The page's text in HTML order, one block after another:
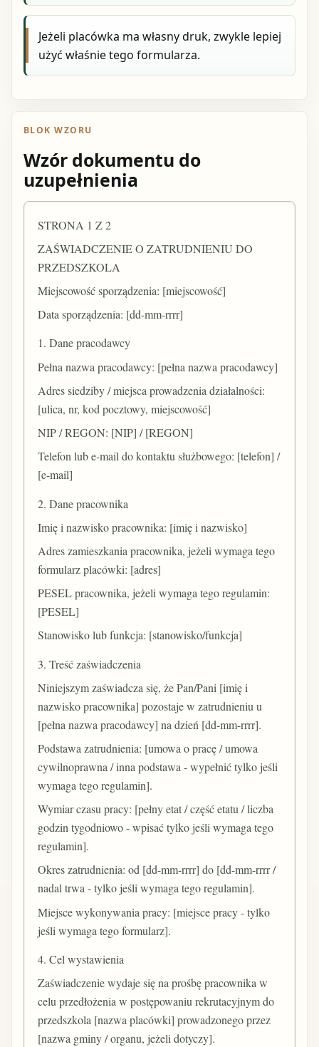
Jeżeli placówka ma własny druk, zwykle lepiej
użyć właśnie tego formularza.
BLOK WZORU
Wzór dokumentu do
uzupełnienia
STRONA 1 Z 2
ZAŚWIADCZENIE O ZATRUDNIENIU DO
PRZEDSZKOLA
Miejscowość sporządzenia: [miejscowość]
Data sporządzenia: [dd-mm-rrrr]
1. Dane pracodawcy
Pełna nazwa pracodawcy: [pełna nazwa pracodawcy]
Adres siedziby / miejsca prowadzenia działalności:
[ulica, nr, kod pocztowy, miejscowość]
NIP / REGON: [NIP] / [REGON]
Telefon lub e-mail do kontaktu służbowego: [telefon] /
[e-mail]
2. Dane pracownika
Imię i nazwisko pracownika: [imię i nazwisko]
Adres zamieszkania pracownika, jeżeli wymaga tego
formularz placówki: [adres]
PESEL pracownika, jeżeli wymaga tego regulamin:
[PESEL]
Stanowisko lub funkcja: [stanowisko/funkcja]
3. Treść zaświadczenia
Niniejszym zaświadcza się, że Pan/Pani [imię i
nazwisko pracownika] pozostaje w zatrudnieniu u
[pełna nazwa pracodawcy] na dzień [dd-mm-rrrr].
Podstawa zatrudnienia: [umowa o pracę / umowa
cywilnoprawna / inna podstawa - wypełnić tylko jeśli
wymaga tego regulamin].
Wymiar czasu pracy: [pełny etat / część etatu / liczba
godzin tygodniowo - wpisać tylko jeśli wymaga tego
regulamin].
Okres zatrudnienia: od [dd-mm-rrrr] do [dd-mm-rrrr /
nadal trwa - tylko jeśli wymaga tego regulamin].
Miejsce wykonywania pracy: [miejsce pracy - tylko
jeśli wymaga tego formularz].
4. Cel wystawienia
Zaświadczenie wydaje się na prośbę pracownika w
celu przedłożenia w postępowaniu rekrutacyjnym do
przedszkola [nazwa placówki] prowadzonego przez
[nazwa gminy / organu, jeżeli dotyczy].